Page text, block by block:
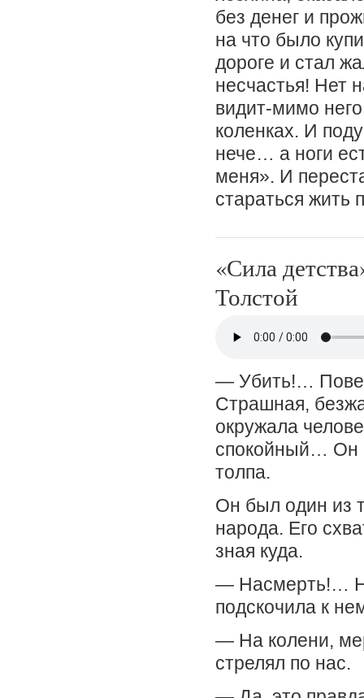
без денег и
на что было
дороге и стал
несчастья! Нет
видит-мимо
коленках. И
нече… а ноги
меня». И
стараться жить
«Сила
Толстой
— Убить!…
Страшная,
окружала
спокойный… Он
толпа.
Он был один из
народа. Его
зная куда.
— Насмерть!…
подскочила к
— На колени,
стрелял по нас.